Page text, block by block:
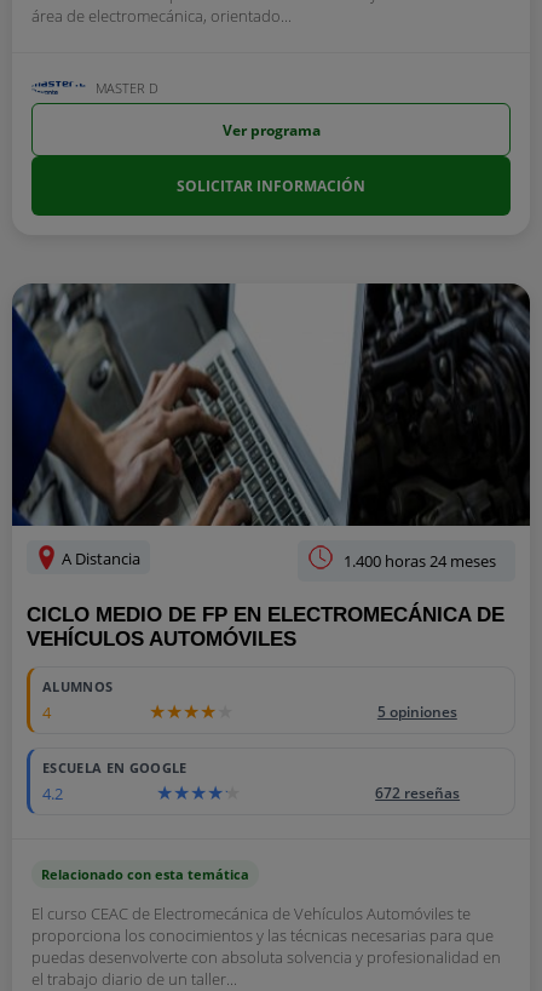
área de electromecánica, orientado...
MASTER D
Ver programa
SOLICITAR INFORMACIÓN
A Distancia 1.400 horas 24 meses
CICLO MEDIO DE FP EN ELECTROMECÁNICA DE
VEHÍCULOS AUTOMÓVILES
ALUMNOS
4 5 opiniones
ESCUELA EN GOOGLE
4.2 672 reseñas
Relacionado con esta temática
El curso CEAC de Electromecánica de Vehículos Automóviles te
proporciona los conocimientos y las técnicas necesarias para que
puedas desenvolverte con absoluta solvencia y profesionalidad en
el trabajo diario de un taller...